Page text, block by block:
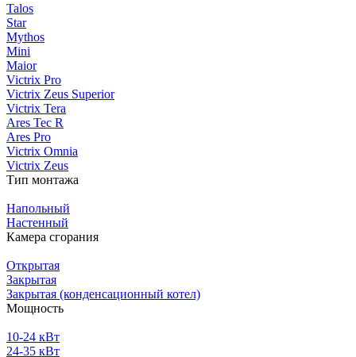
Talos
Star
Mythos
Mini
Maior
Victrix Pro
Victrix Zeus Superior
Victrix Tera
Ares Tec R
Ares Pro
Victrix Omnia
Victrix Zeus
Тип монтажа
Напольный
Настенный
Камера сгорания
Открытая
Закрытая
Закрытая (конденсационный котел)
Мощность
10-24 кВт
24-35 кВт